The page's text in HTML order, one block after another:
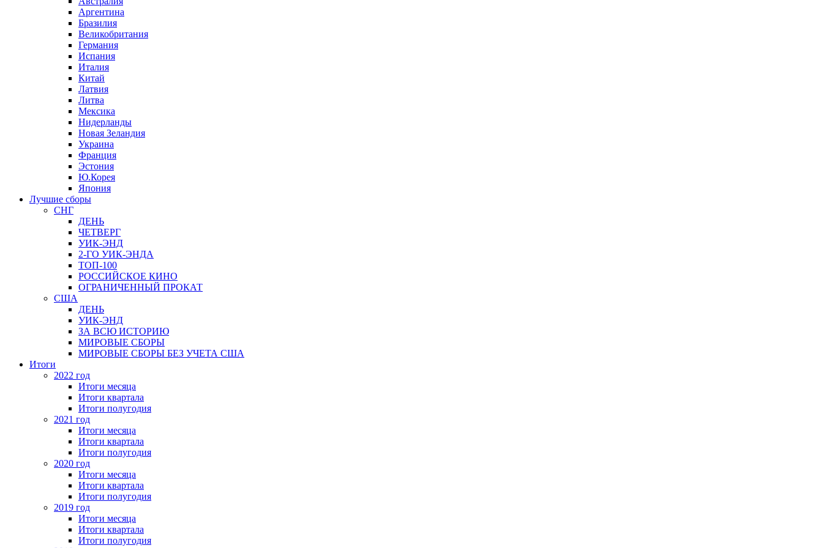
Аргентина
Бразилия
Великобритания
Германия
Испания
Италия
Китай
Латвия
Литва
Мексика
Нидерланды
Новая Зеландия
Украина
Франция
Эстония
Ю.Корея
Япония
Лучшие сборы
СНГ
ДЕНЬ
ЧЕТВЕРГ
УИК-ЭНД
2-ГО УИК-ЭНДА
ТОП-100
РОССИЙСКОЕ КИНО
ОГРАНИЧЕННЫЙ ПРОКАТ
США
ДЕНЬ
УИК-ЭНД
ЗА ВСЮ ИСТОРИЮ
МИРОВЫЕ СБОРЫ
МИРОВЫЕ СБОРЫ БЕЗ УЧЕТА США
Итоги
2022 год
Итоги месяца
Итоги квартала
Итоги полугодия
2021 год
Итоги месяца
Итоги квартала
Итоги полугодия
2020 год
Итоги месяца
Итоги квартала
Итоги полугодия
2019 год
Итоги месяца
Итоги квартала
Итоги полугодия